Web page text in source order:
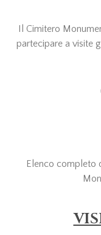
Il Cimitero
partecipare a visite
Elenco completo